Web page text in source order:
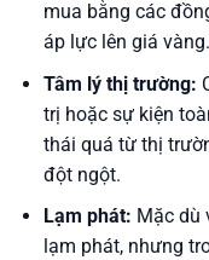
mua bằng các
áp lực lên giá vàng.
Tâm lý thị trường:
trị hoặc sự kiện
thái quá từ thị
đột ngột.
Lạm phát: Mặc dù
lạm phát, nhưng